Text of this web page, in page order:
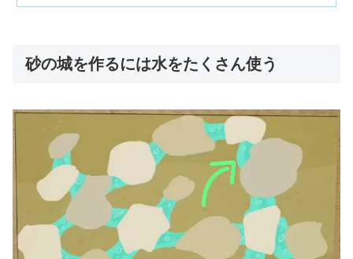
砂の城を作るには水をたくさん使う